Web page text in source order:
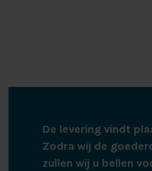
De levering vindt
Zodra wij de
zullen wij u bellen